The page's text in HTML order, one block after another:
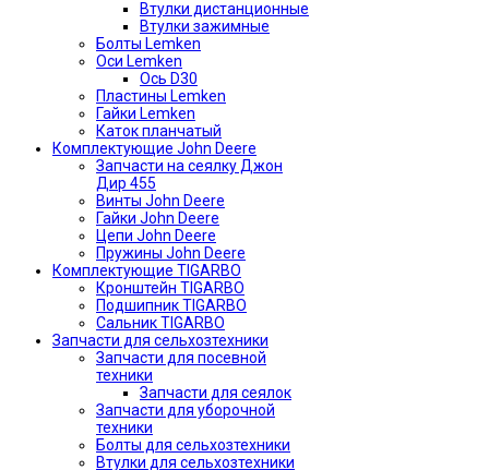
Втулки дистанционные
Втулки зажимные
Болты Lemken
Оси Lemken
Ось D30
Пластины Lemken
Гайки Lemken
Каток планчатый
Комплектующие John Deere
Запчасти на сеялку Джон
Дир 455
Винты John Deere
Гайки John Deere
Цепи John Deere
Пружины John Deere
Комплектующие TIGARBO
Кронштейн TIGARBO
Подшипник TIGARBO
Сальник TIGARBO
Запчасти для сельхозтехники
Запчасти для посевной
техники
Запчасти для сеялок
Запчасти для уборочной
техники
Болты для сельхозтехники
Втулки для сельхозтехники